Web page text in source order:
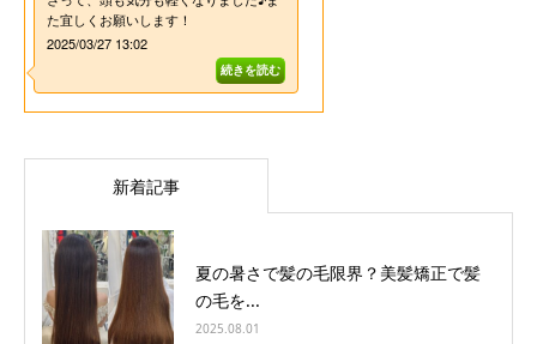
新着記事
夏の暑さで髪の毛限界？美髪矯正で髪
の毛を...
2025.08.01